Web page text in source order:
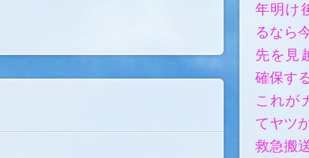
年明け
るなら
先を見
確保す
これが
てヤツ
救急搬